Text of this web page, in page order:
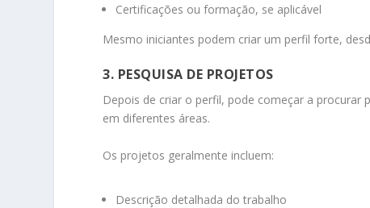
Certificações ou formação, se aplicável
Mesmo iniciantes podem criar um perfil forte,
3. PESQUISA DE PROJETOS
Depois de criar o perfil, pode começar a procurar
em diferentes áreas.
Os projetos geralmente incluem:
Descrição detalhada do trabalho